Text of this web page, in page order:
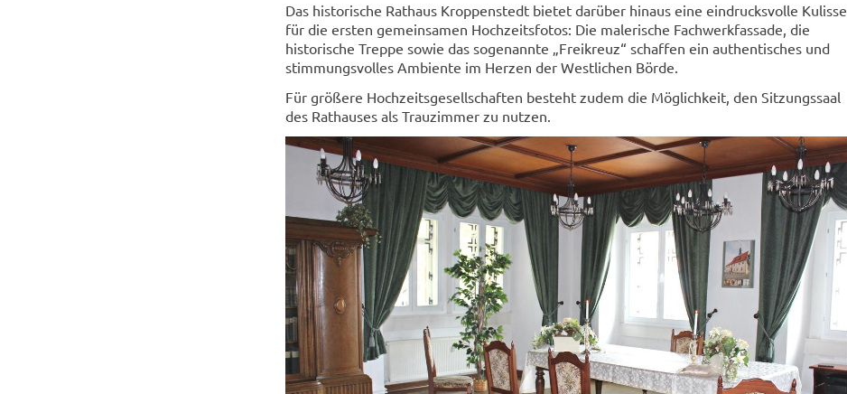
Das historische Rathaus Kroppenstedt bietet darüber hinaus eine eindrucksvolle Kulisse
für die ersten gemeinsamen Hochzeitsfotos: Die malerische Fachwerkfassade, die
historische Treppe sowie das sogenannte „Freikreuz“ schaffen ein authentisches und
stimmungsvolles Ambiente im Herzen der Westlichen Börde.
Für größere Hochzeitsgesellschaften besteht zudem die Möglichkeit, den Sitzungssaal
des Rathauses als Trauzimmer zu nutzen.